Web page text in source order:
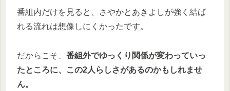
番組内だけを見ると、さやかとあきよしが強く結ば
れる流れは想像しにくかったです。
だからこそ、 番組外でゆっくり関係が変わっていっ
たところに、この2人らしさがあるのかもしれませ
ん。